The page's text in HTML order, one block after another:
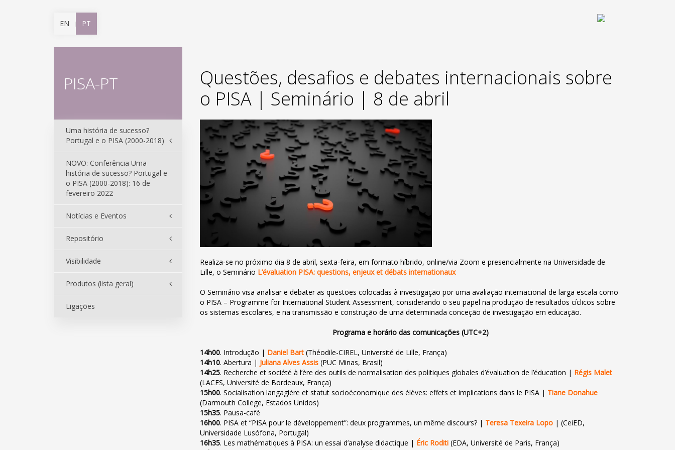
EN PT
Questões, desafios e debates internacionais sobre
o PISA | Seminário | 8 de abril
Realiza-se no próximo dia 8 de abril, sexta-feira, em formato híbrido, online/via Zoom e presencialmente na Universidade de
Lille, o Seminário L’évaluation PISA: questions, enjeux et débats internationaux
O Seminário visa analisar e debater as questões colocadas à investigação por uma avaliação internacional de larga escala como
o PISA – Programme for International Student Assessment, considerando o seu papel na produção de resultados cíclicos sobre
os sistemas escolares, e na transmissão e construção de uma determinada conceção de investigação em educação.
Programa e horário das comunicações (UTC+2)
14h00. Introdução | Daniel Bart (Théodile-CIREL, Université de Lille, França)
14h10. Abertura | Juliana Alves Assis (PUC Minas, Brasil)
14h25. Recherche et société à l’ère des outils de normalisation des politiques globales d’évaluation de l’éducation | Régis Malet
(LACES, Université de Bordeaux, França)
15h00. Socialisation langagière et statut socioéconomique des élèves: effets et implications dans le PISA | Tiane Donahue
(Darmouth College, Estados Unidos)
15h35. Pausa-café
16h00. PISA et “PISA pour le développement”: deux programmes, un même discours? | Teresa Texeira Lopo | (CeiED,
Universidade Lusófona, Portugal)
16h35. Les mathématiques à PISA: un essai d’analyse didactique | Éric Roditi (EDA, Université de Paris, França)
PISA-PT
Uma história de sucesso?
Portugal e o PISA (2000-2018)
NOVO: Conferência Uma
história de sucesso? Portugal e
o PISA (2000-2018): 16 de
fevereiro 2022
Notícias e Eventos
Repositório
Visibilidade
Produtos (lista geral)
Ligações